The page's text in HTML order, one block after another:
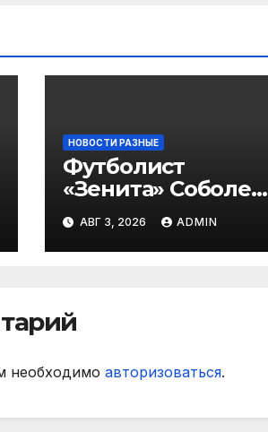
НОВОСТИ РАЗНЫЕ
Футболист
«Зенита» Соболев:
«Не буду скрывать
— в Оренбурге
всегда тяжело
АВГ 3, 2026 ADMIN
необходимо авторизоваться.